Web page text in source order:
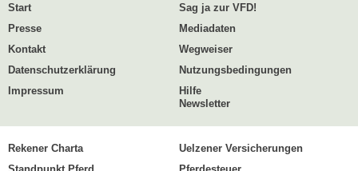
Start
Sag ja zur VFD!
Presse
Mediadaten
Kontakt
Wegweiser
Datenschutzerklärung
Nutzungsbedingungen
Impressum
Hilfe
Newsletter
Rekener Charta
Uelzener Versicherungen